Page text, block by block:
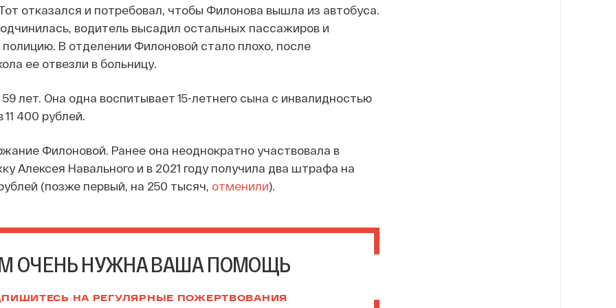
отказался и потребовал, чтобы Филонова вышла из автобуса.
водитель высадил остальных пассажиров и
полицию. В отделении Филоновой стало плохо, после
ее отвезли в больницу.
лет. Она одна воспитывает 15-летнего сына с инвалидностью
400 рублей.
Филоновой. Ранее она неоднократно участвовала в
Алексея Навального и в 2021 году получила два штрафа на
(позже первый, на 250 тысяч, отменили).
ОЧЕНЬ НУЖНА ВАША ПОМОЩЬ
НА РЕГУЛЯРНЫЕ ПОЖЕРТВОВАНИЯ